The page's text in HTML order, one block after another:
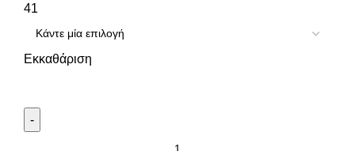
41
Εκκαθάριση